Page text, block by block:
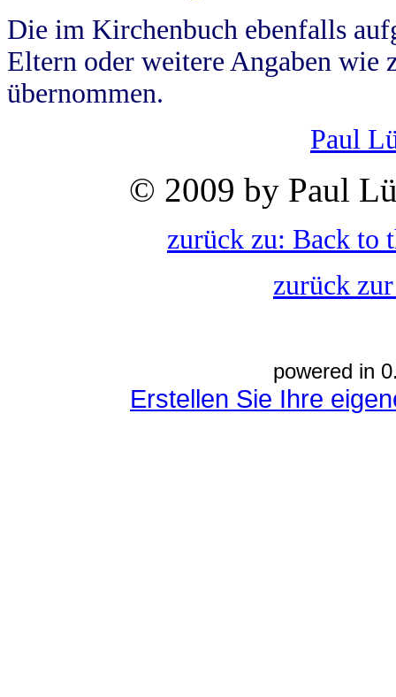
Die im Kirchenbuch ebenfalls
Eltern oder weitere Angaben wie
übernommen.
Paul
© 2009 by Paul
zurück zu: Back to
zurück
powered in
Erstellen Sie Ihre